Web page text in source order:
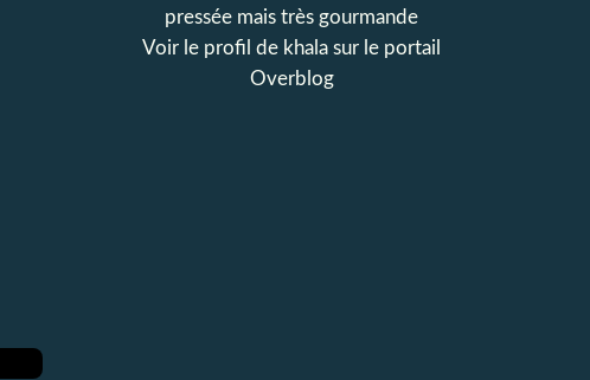
pressée mais très gourmande
Voir le profil de khala sur le portail
Overblog